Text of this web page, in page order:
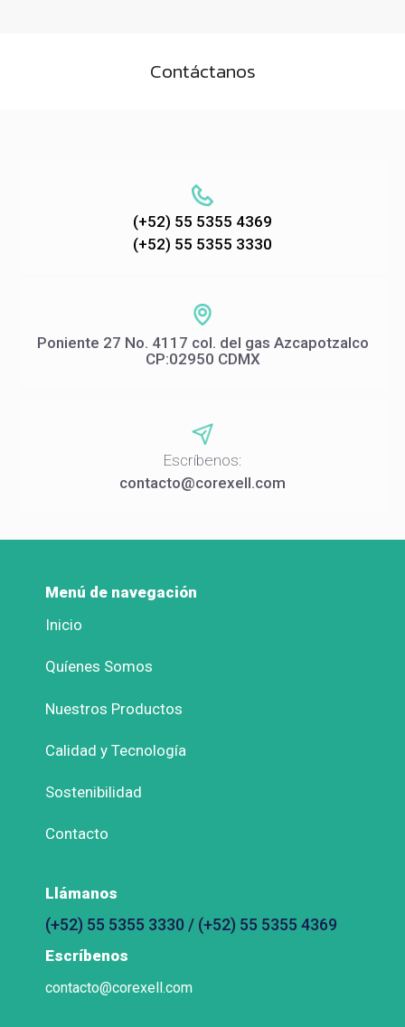
Contáctanos
(+52) 55 5355 4369
(+52) 55 5355 3330
Poniente 27 No. 4117 col. del gas Azcapotzalco
CP:02950 CDMX
Escríbenos:
contacto@corexell.com
Menú de navegación
Inicio
Quíenes Somos
Nuestros Productos
Calidad y Tecnología
Sostenibilidad
Contacto
Llámanos
(+52) 55 5355 3330 / (+52) 55 5355 4369
Escríbenos
contacto@corexell.com